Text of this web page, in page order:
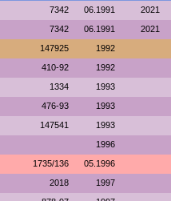
7342 06.1991 2021
7342 06.1991 2021
147925 1992
410-92 1992
1334 1993
476-93 1993
147541 1993
1996
1735/136 05.1996
2018 1997